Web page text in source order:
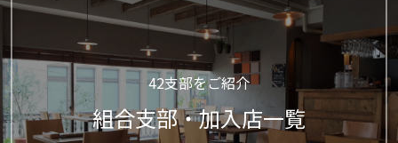
42支部をご紹介
組合支部・加入店一覧